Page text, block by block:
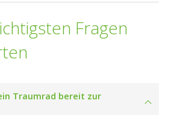
Fragen
Traumrad bereit zur